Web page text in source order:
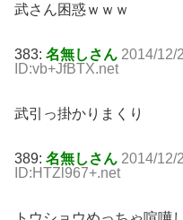
武さん困惑ｗｗｗ
383: 名無しさん 2014/12/
ID:vb+JfBTX.net
武引っ掛かりまくり
389: 名無しさん 2014/12/
ID:HTZl967+.net